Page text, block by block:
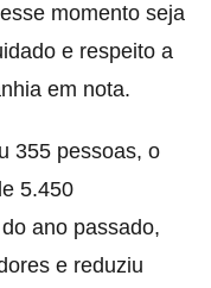
momento seja
e respeito a
em nota.
355 pessoas, o
5.450
ano passado,
e reduziu